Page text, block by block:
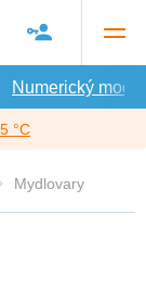
Numerický model
°C
Mydlovary